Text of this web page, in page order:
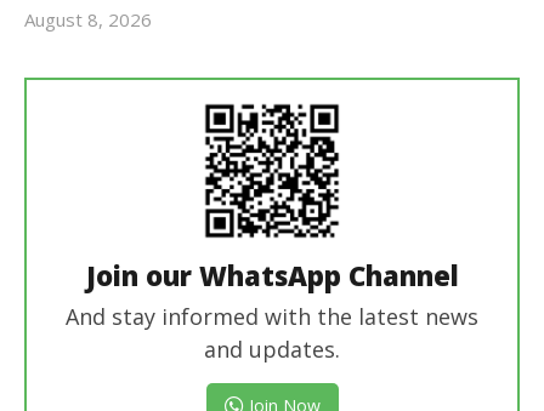
August 8, 2026
Join our WhatsApp Channel
And stay informed with the latest news
and updates.
Join Now